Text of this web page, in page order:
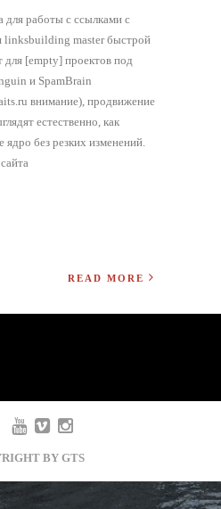
работы с ссылками с
linksbuilding master быстрой
[empty] проектов под
и SpamBrain
внимание), продвижение
естественно, как
ядро без резких изменений.
READ MORE
BY GTS